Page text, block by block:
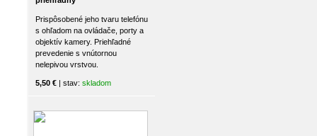
Prispôsobené jeho tvaru telefónu
s ohľadom na ovládače, porty a
objektív kamery. Priehľadné
prevedenie s vnútornou
nelepivou vrstvou.
5,50 € | stav: skladom